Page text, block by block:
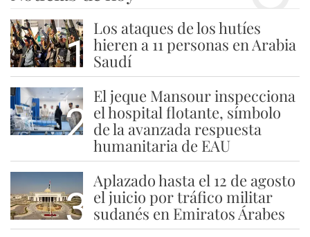
1
Los ataques de los hutíes
hieren a 11 personas en Arabia
Saudí
2
El jeque Mansour inspecciona
el hospital flotante, símbolo
de la avanzada respuesta
humanitaria de EAU
3
Aplazado hasta el 12 de agosto
el juicio por tráfico militar
sudanés en Emiratos Árabes